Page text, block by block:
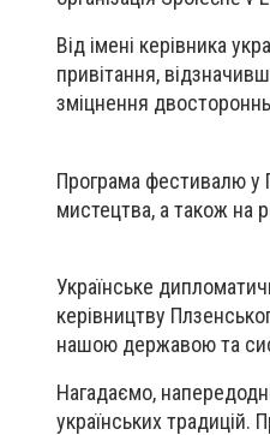
Від імені керівника
привітання,
зміцнення
Програма фестивалю у
мистецтва, а також на
Українське
керівництву
нашою державою та
Нагадаємо,
українських традицій.